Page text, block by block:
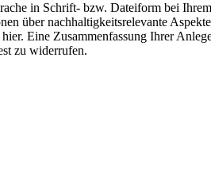
in Schrift- bzw. Dateiform bei
über nachhaltigkeitsrelevante
Eine Zusammenfassung Ihrer
zu widerrufen.